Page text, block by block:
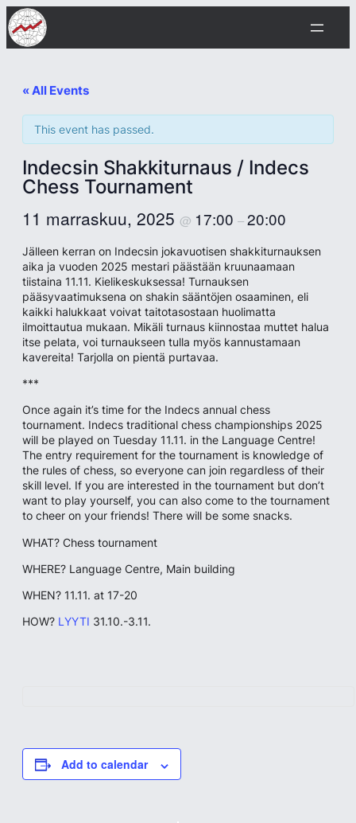
« All Events
This event has passed.
Indecsin Shakkiturnaus / Indecs
Chess Tournament
11 marraskuu, 2025 @ 17:00 –20:00
Jälleen kerran on Indecsin jokavuotisen shakkiturnauksen
aika ja vuoden 2025 mestari päästään kruunaamaan
tiistaina 11.11. Kielikeskuksessa! Turnauksen
pääsyvaatimuksena on shakin sääntöjen osaaminen, eli
kaikki halukkaat voivat taitotasostaan huolimatta
ilmoittautua mukaan. Mikäli turnaus kiinnostaa muttet halua
itse pelata, voi turnaukseen tulla myös kannustamaan
kavereita! Tarjolla on pientä purtavaa.
***
Once again it’s time for the Indecs annual chess
tournament. Indecs traditional chess championships 2025
will be played on Tuesday 11.11. in the Language Centre!
The entry requirement for the tournament is knowledge of
the rules of chess, so everyone can join regardless of their
skill level. If you are interested in the tournament but don’t
want to play yourself, you can also come to the tournament
to cheer on your friends! There will be some snacks.
WHAT? Chess tournament
WHERE? Language Centre, Main building
WHEN? 11.11. at 17-20
HOW? LYYTI 31.10.-3.11.
Add to calendar